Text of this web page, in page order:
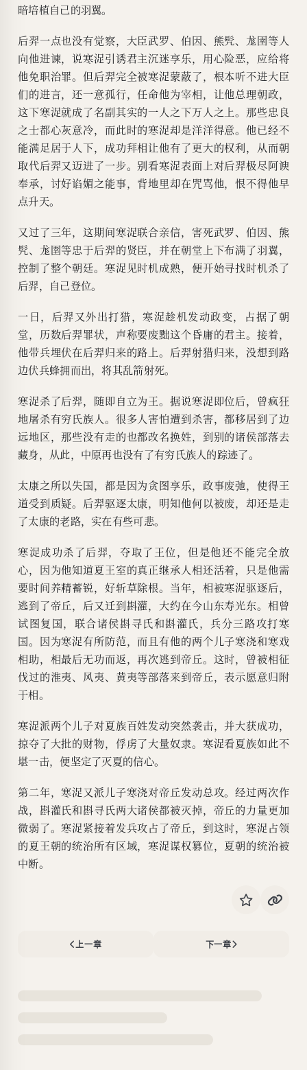
暗培植自己的羽翼。
后羿一点也没有觉察，大臣武罗、伯因、熊髠、尨圉等人
向他进谏，说寒浞引诱君主沉迷享乐，用心险恶，应给将
他免职治罪。但后羿完全被寒浞蒙蔽了，根本听不进大臣
们的进言，还一意孤行，任命他为宰相，让他总理朝政，
这下寒浞就成了名副其实的一人之下万人之上。那些忠良
之士都心灰意冷，而此时的寒浞却是洋洋得意。他已经不
能满足居于人下，成功拜相让他有了更大的权利，从而朝
取代后羿又迈进了一步。别看寒浞表面上对后羿极尽阿谀
奉承，讨好谄媚之能事，背地里却在咒骂他，恨不得他早
点升天。
又过了三年，这期间寒浞联合亲信，害死武罗、伯因、熊
髠、尨圉等忠于后羿的贤臣，并在朝堂上下布满了羽翼，
控制了整个朝廷。寒浞见时机成熟，便开始寻找时机杀了
后羿，自己登位。
一日，后羿又外出打猎，寒浞趁机发动政变，占据了朝
堂，历数后羿罪状，声称要废黜这个昏庸的君主。接着，
他带兵埋伏在后羿归来的路上。后羿射猎归来，没想到路
边伏兵蜂拥而出，将其乱箭射死。
寒浞杀了后羿，随即自立为王。据说寒浞即位后，曾疯狂
地屠杀有穷氏族人。很多人害怕遭到杀害，都移居到了边
远地区，那些没有走的也都改名换姓，到别的诸侯部落去
藏身，从此，中原再也没有了有穷氏族人的踪迹了。
太康之所以失国，都是因为贪图享乐，政事废弛，使得王
道受到质疑。后羿驱逐太康，明知他何以被废，却还是走
了太康的老路，实在有些可悲。
寒浞成功杀了后羿，夺取了王位，但是他还不能完全放
心，因为他知道夏王室的真正继承人相还活着，只是他需
要时间养精蓄锐，好斩草除根。当年，相被寒浞驱逐后，
逃到了帝丘，后又迁到斟灌，大约在今山东寿光东。相曾
试图复国，联合诸侯斟寻氏和斟灌氏，兵分三路攻打寒
国。因为寒浞有所防范，而且有他的两个儿子寒浇和寒戏
相助，相最后无功而返，再次逃到帝丘。这时，曾被相征
伐过的淮夷、风夷、黄夷等部落来到帝丘，表示愿意归附
于相。
寒浞派两个儿子对夏族百姓发动突然袭击，并大获成功，
掠夺了大批的财物，俘虏了大量奴隶。寒浞看夏族如此不
堪一击，便坚定了灭夏的信心。
第二年，寒浞又派儿子寒浇对帝丘发动总攻。经过两次作
战，斟灌氏和斟寻氏两大诸侯都被灭掉，帝丘的力量更加
微弱了。寒浞紧接着发兵攻占了帝丘，到这时，寒浞占领
的夏王朝的统治所有区域，寒浞谋权篡位，夏朝的统治被
中断。
上一章 下一章